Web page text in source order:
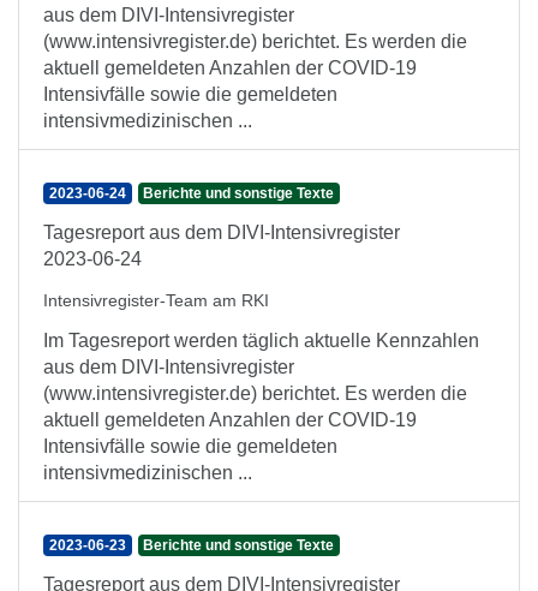
aus dem DIVI-Intensivregister
(www.intensivregister.de) berichtet. Es werden die
aktuell gemeldeten Anzahlen der COVID-19
Intensivfälle sowie die gemeldeten
intensivmedizinischen ...
2023-06-24 Berichte und sonstige Texte
Tagesreport aus dem DIVI-Intensivregister
2023-06-24
Intensivregister-Team am RKI
Im Tagesreport werden täglich aktuelle Kennzahlen
aus dem DIVI-Intensivregister
(www.intensivregister.de) berichtet. Es werden die
aktuell gemeldeten Anzahlen der COVID-19
Intensivfälle sowie die gemeldeten
intensivmedizinischen ...
2023-06-23 Berichte und sonstige Texte
Tagesreport aus dem DIVI-Intensivregister